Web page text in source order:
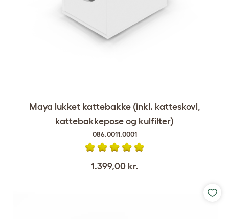
Maya lukket kattebakke (inkl. katteskovl,
kattebakkepose og kulfilter)
086.0011.0001
1.399,00 kr.